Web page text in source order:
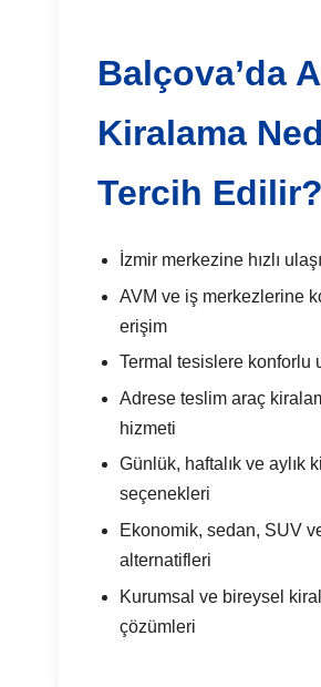
Balçova’da
Kiralama
Tercih Edilir?
İzmir merkezine hızlı
AVM ve iş merkezlerine
erişim
Termal tesislere konforlu
Adrese teslim araç
hizmeti
Günlük, haftalık ve aylık
seçenekleri
Ekonomik, sedan, SUV
alternatifleri
Kurumsal ve bireysel
çözümleri